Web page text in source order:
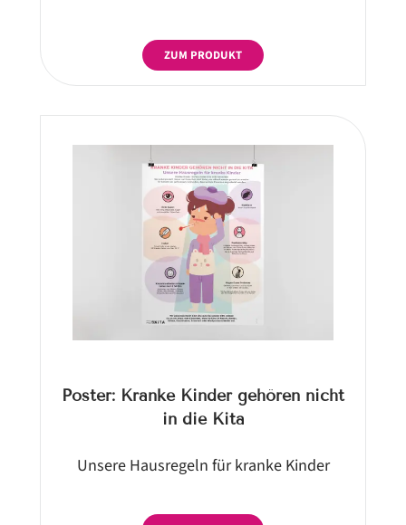
ZUM PRODUKT
Poster: Kranke Kinder gehören nicht
in die Kita
Unsere Hausregeln für kranke Kinder